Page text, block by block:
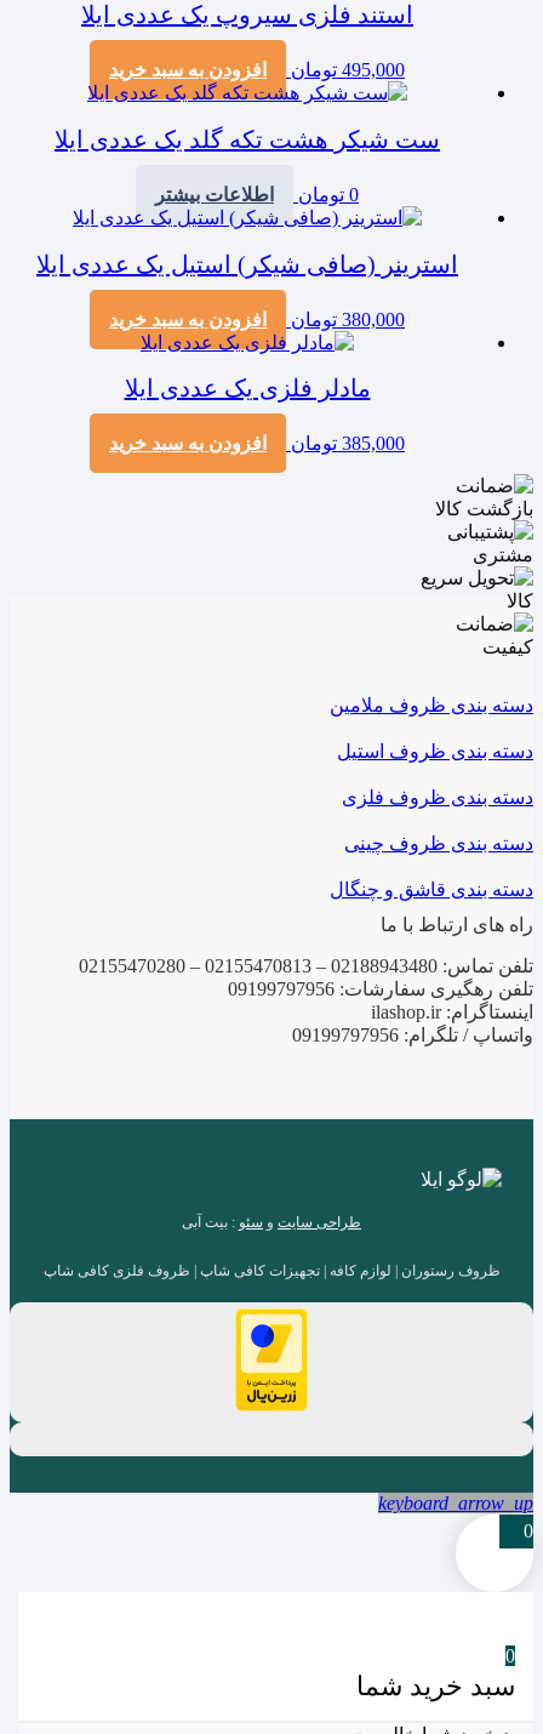
استند فلزی سیروپ یک عددی ایلا
495,000 تومان افزودن به سبد خرید
ست شیکر هشت تکه گلد یک عددی ایلا
0 تومان اطلاعات بیشتر
استرینر (صافی شیکر) استیل یک عددی ایلا
380,000 تومان افزودن به سبد خرید
مادلر فلزی یک عددی ایلا
385,000 تومان افزودن به سبد خرید
دسته بندی ظروف ملامین
دسته بندی ظروف استیل
دسته بندی ظروف فلزی
دسته بندی ظروف چینی
دسته بندی قاشق و چنگال
راه های ارتباط با ما
تلفن تماس: 02188943480 – 02155470813 – 02155470280
تلفن رهگیری سفارشات: 09199797956
اینستاگرام: ilashop.ir
واتساپ / تلگرام: 09199797956
طراحی سایت و سئو : بیت آبی
ظروف رستوران | لوازم کافه | تجهیزات کافی شاپ | ظروف فلزی کافی شاپ
keyboard_arrow_up
0
0
سبد خرید شما